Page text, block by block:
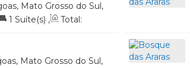
Mato Grosso do Sul,
1 Suíte(s) ,
Total:
Mato Grosso do Sul,